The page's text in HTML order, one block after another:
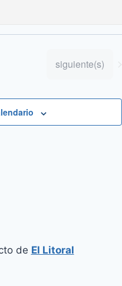
Eventos
siguiente(s)
de El Litoral